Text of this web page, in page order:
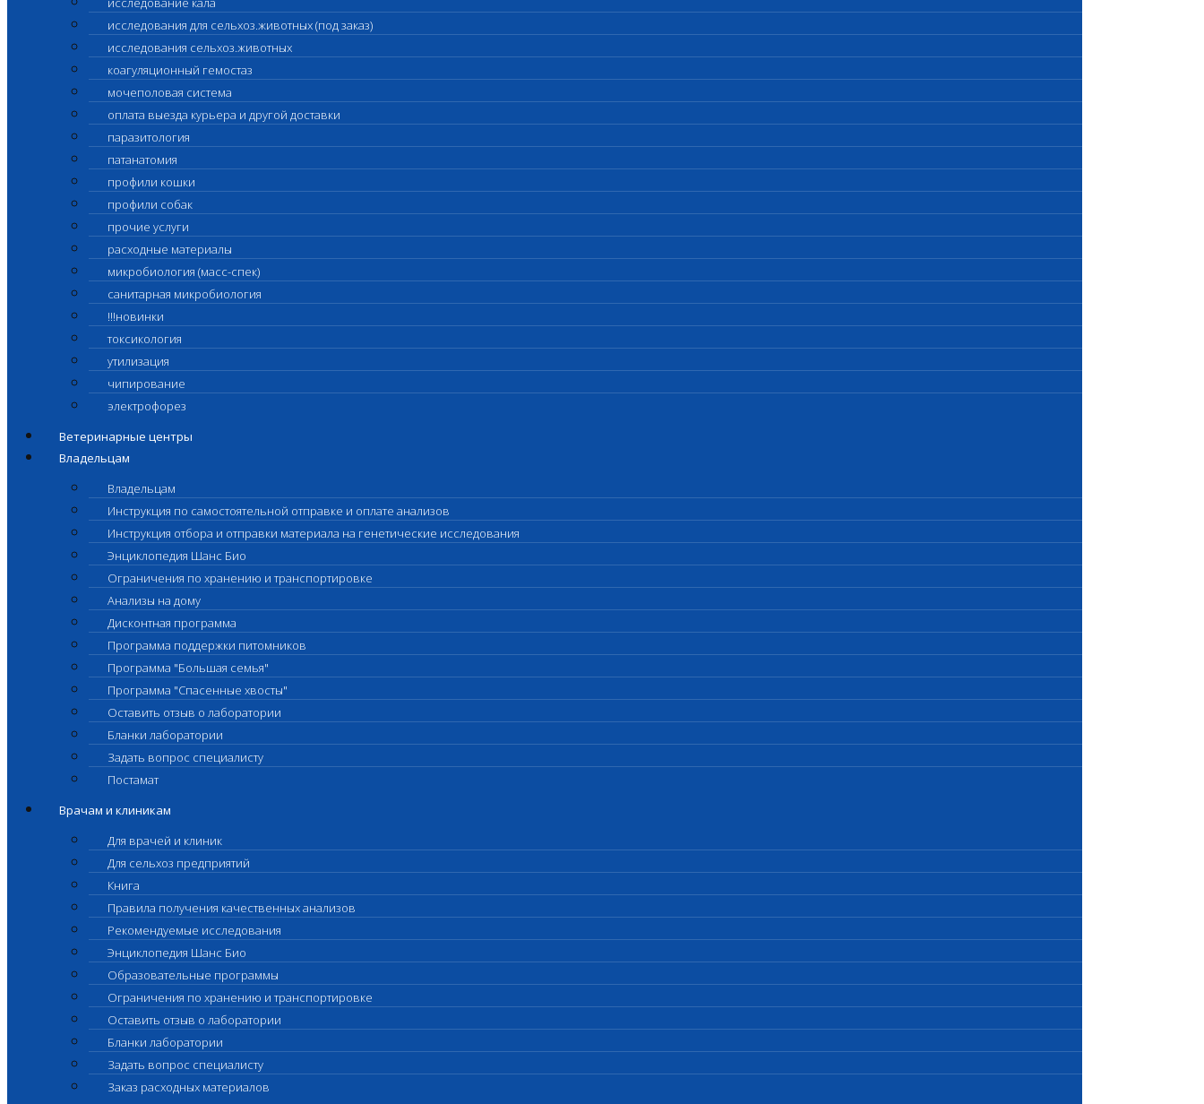
исследования для сельхоз.животных (под заказ)
исследования сельхоз.животных
коагуляционный гемостаз
мочеполовая система
оплата выезда курьера и другой доставки
паразитология
патанатомия
профили кошки
профили собак
прочие услуги
расходные материалы
микробиология (масс-спек)
санитарная микробиология
!!!новинки
токсикология
утилизация
чипирование
электрофорез
Ветеринарные центры
Владельцам
Владельцам
Инструкция по самостоятельной отправке и оплате анализов
Инструкция отбора и отправки материала на генетические исследования
Энциклопедия Шанс Био
Ограничения по хранению и транспортировке
Анализы на дому
Дисконтная программа
Программа поддержки питомников
Программа "Большая семья"
Программа "Спасенные хвосты"
Оставить отзыв о лаборатории
Бланки лаборатории
Задать вопрос специалисту
Постамат
Врачам и клиникам
Для врачей и клиник
Для сельхоз предприятий
Книга
Правила получения качественных анализов
Рекомендуемые исследования
Энциклопедия Шанс Био
Образовательные программы
Ограничения по хранению и транспортировке
Оставить отзыв о лаборатории
Бланки лаборатории
Задать вопрос специалисту
Заказ расходных материалов